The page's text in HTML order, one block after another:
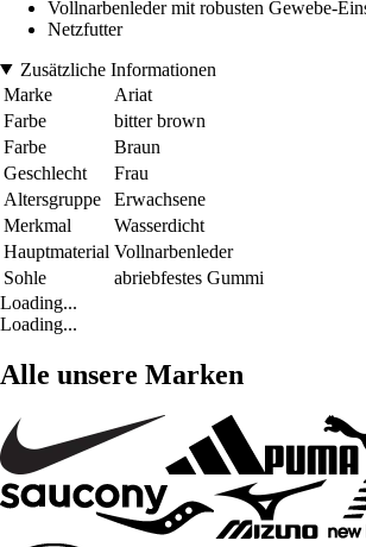
Vollnarbenleder mit robusten Gewebe-
Netzfutter
Zusätzliche Informationen
Marke
Ariat
Farbe
bitter brown
Farbe
Braun
Geschlecht
Frau
Altersgruppe
Erwachsene
Merkmal
Wasserdicht
Hauptmaterial Vollnarbenleder
Sohle
abriebfestes Gummi
Loading...
Loading...
Alle unsere Marken